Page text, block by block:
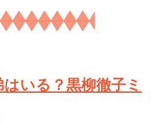
いる？黒柳徹子ミ